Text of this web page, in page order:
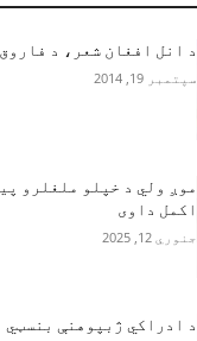
د انل افغان شعر، د
سپتمبر 19, 2014
موږ ولي د خپلو ملغلرو
اکمل داوی
جنوري 12, 2025
د ادراکي ژبپوهنې بنسټي